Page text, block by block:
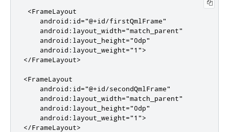
<FrameLayout
    android:id="@+id/firstQmlFrame"
    android:layout_width="match_parent"
    android:layout_height="0dp"
    android:layout_weight="1">
</FrameLayout>
<FrameLayout
    android:id="@+id/secondQmlFrame"
    android:layout_width="match_parent"
    android:layout_height="0dp"
    android:layout_weight="1">
</FrameLayout>